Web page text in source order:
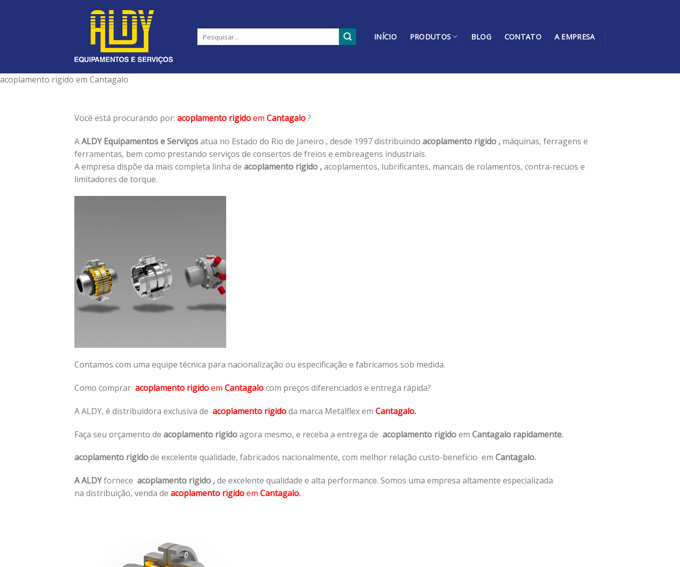
INÍCIO PRODUTOS BLOG CONTATO A EMPRESA
acoplamento rigido em Cantagalo
Você está procurando por: acoplamento rigidoem Cantagalo?
AALDY Equipamentos e Serviçosatua no Estado do Rio de Janeiro , desde 1997 distribuindo acoplamento rigido , máquinas, ferragens e
ferramentas, bem como prestando serviços de consertos de freios e embreagens industriais.
A empresa dispõe da mais completa linha de acoplamento rigido ,acoplamentos, lubrificantes, mancais de rolamentos, contra-recuos e
limitadores de torque.
Contamos com uma equipe técnica para nacionalização ou especificação e fabricamos sob medida.
Como comprar acoplamento rigidoem Cantagalocom preços diferenciados e entrega rápida?
A ALDY, é distribuidora exclusiva de acoplamento rigidoda marca Metalflex em Cantagalo.
Faça seu orçamento de acoplamento rigidoagora mesmo, e receba a entrega de acoplamento rigidoem Cantagalo rapidamente.
acoplamento rigidode excelente qualidade, fabricados nacionalmente, com melhor relação custo-benefício em Cantagalo.
A ALDYfornece acoplamento rigido ,de excelente qualidade e alta performance. Somos uma empresa altamente especializada
na distribuição, venda de acoplamento rigidoem Cantagalo.